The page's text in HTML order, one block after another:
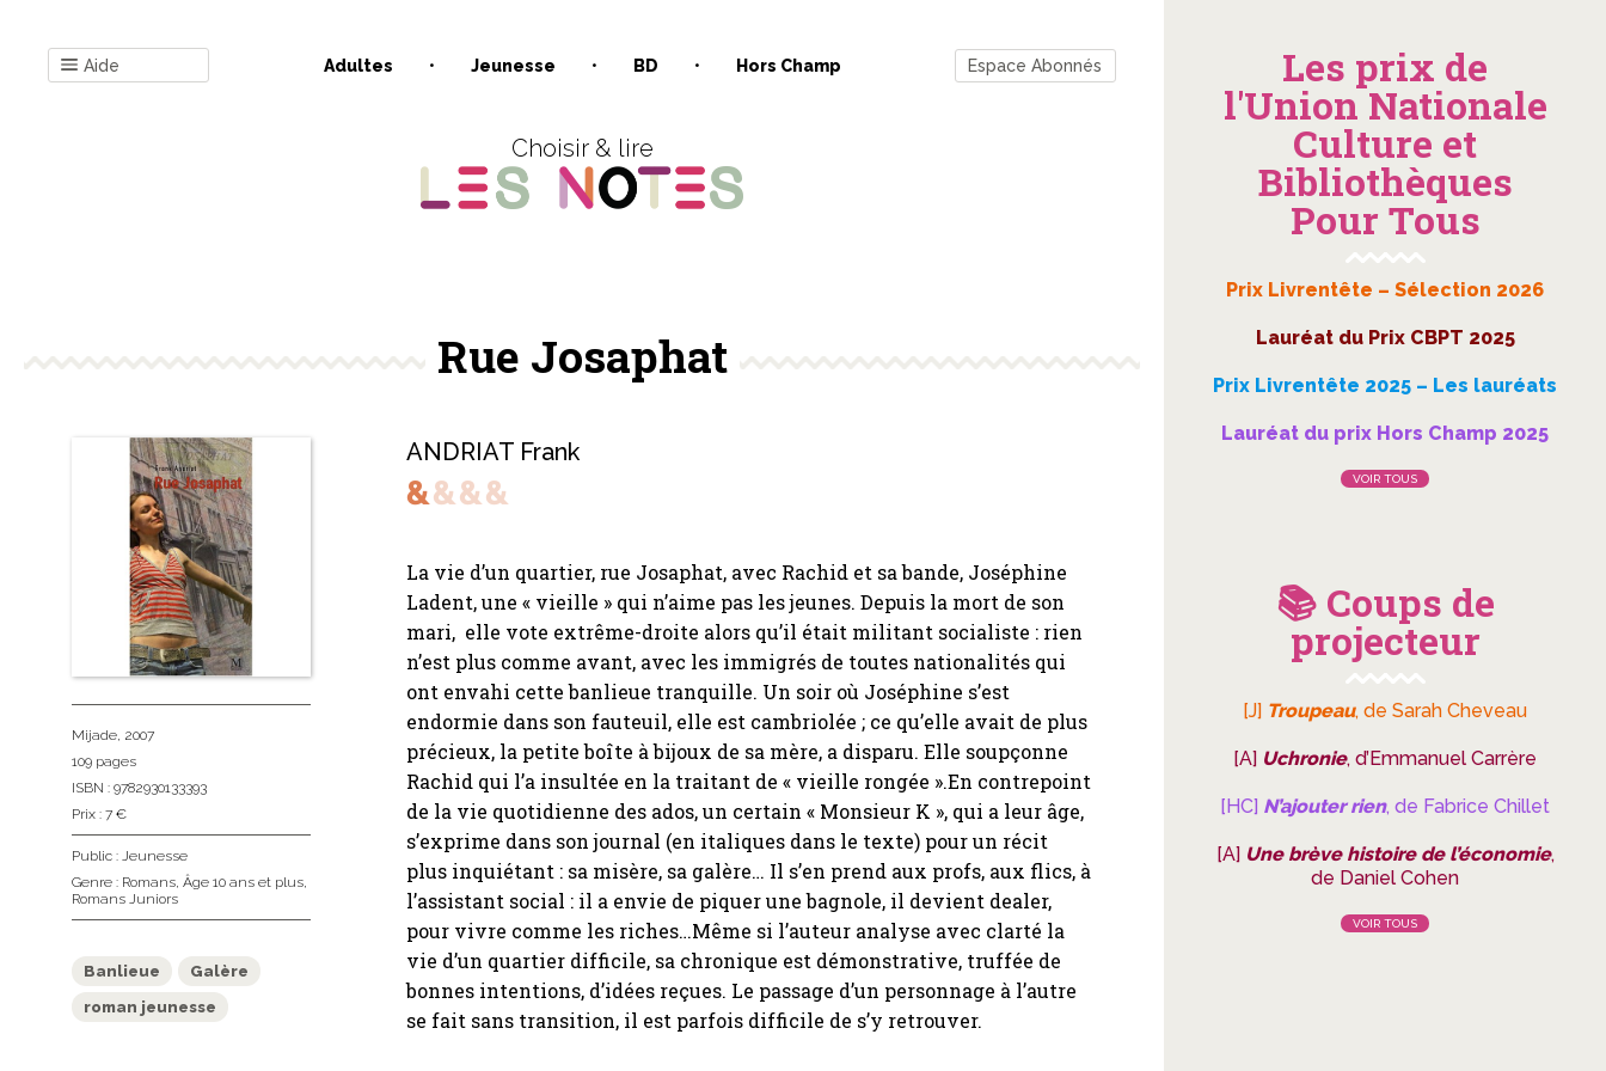
Aide Adultes Jeunesse BD Hors Champ Espace Abonnés
Choisir & lire
Rue Josaphat
ANDRIAT Frank
La vie d’un quartier, rue Josaphat, avec Rachid et sa bande, Joséphine
Ladent, une « vieille » qui n’aime pas les jeunes. Depuis la mort de son
mari, elle vote extrême-droite alors qu’il était militant socialiste : rien
n’est plus comme avant, avec les immigrés de toutes nationalités qui
ont envahi cette banlieue tranquille. Un soir où Joséphine s’est
endormie dans son fauteuil, elle est cambriolée ; ce qu’elle avait de plus
précieux, la petite boîte à bijoux de sa mère, a disparu. Elle soupçonne
Rachid qui l’a insultée en la traitant de « vieille rongée ».En contrepoint
de la vie quotidienne des ados, un certain « Monsieur K », qui a leur âge,
s’exprime dans son journal (en italiques dans le texte) pour un récit
plus inquiétant : sa misère, sa galère… Il s’en prend aux profs, aux flics, à
l’assistant social : il a envie de piquer une bagnole, il devient dealer,
pour vivre comme les riches…Même si l’auteur analyse avec clarté la
vie d’un quartier difficile, sa chronique est démonstrative, truffée de
bonnes intentions, d’idées reçues. Le passage d’un personnage à l’autre
se fait sans transition, il est parfois difficile de s’y retrouver.
Mijade, 2007
109 pages
ISBN : 9782930133393
Prix : 7 €
Public : Jeunesse
Genre : Romans, Âge 10 ans et plus,
Romans Juniors
Banlieue
Galère
roman jeunesse
Les prix de
l'Union Nationale
Culture et
Bibliothèques
Pour Tous
Prix Livrentête – Sélection 2026
Lauréat du Prix CBPT 2025
Prix Livrentête 2025 – Les lauréats
Lauréat du prix Hors Champ 2025
VOIR TOUS
📚 Coups de
projecteur
[J] Troupeau, de Sarah Cheveau
[A] Uchronie, d’Emmanuel Carrère
[HC] N’ajouter rien, de Fabrice Chillet
[A] Une brève histoire de l’économie,
de Daniel Cohen
VOIR TOUS